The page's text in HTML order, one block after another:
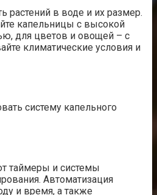
растений в воде и их размер.
капельницы с высокой
для цветов и овощей – с
климатические условия и
систему капельного
таймеры и системы
Автоматизация
и время, а также